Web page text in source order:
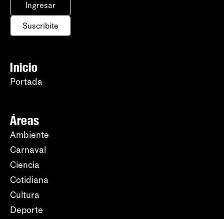
Ingresar
Suscribite
Inicio
Portada
Áreas
Ambiente
Carnaval
Ciencia
Cotidiana
Cultura
Deporte